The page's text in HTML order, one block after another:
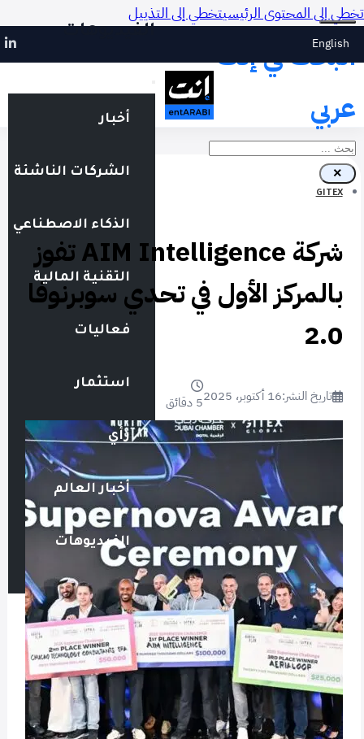
تخطي إلى المحتوى الرئيسيتخطي إلى التذييل
English
البحث في إنت
عربي
بحث
×
الفيديوهات
أخبار
الشركات الناشئة
الذكاء الاصطناعي
التقنية المالية
فعاليات
استثمار
رأي
أخبار العالم
الفيديوهات
GITEX
شركة AIM Intelligence تفوز
بالمركز الأول في تحدي سوبرنوفا
2.0
تاريخ النشر:16 أكتوبر، 2025 5 دقائق